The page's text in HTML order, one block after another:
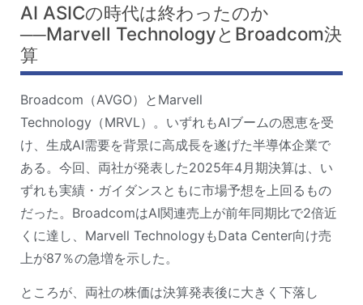
AI ASICの時代は終わったのか
──Marvell TechnologyとBroadcom決
算
Broadcom（AVGO）とMarvell
Technology（MRVL）。いずれもAIブームの恩恵を受
け、生成AI需要を背景に高成長を遂げた半導体企業で
ある。今回、両社が発表した2025年4月期決算は、い
ずれも実績・ガイダンスともに市場予想を上回るもの
だった。BroadcomはAI関連売上が前年同期比で2倍近
くに達し、Marvell TechnologyもData Center向け売
上が87％の急増を示した。
ところが、両社の株価は決算発表後に大きく下落し